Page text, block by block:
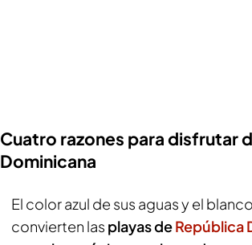
Cuatro razones para disfrutar
Dominicana
El color azul de sus aguas y el
convierten las playas deRepública